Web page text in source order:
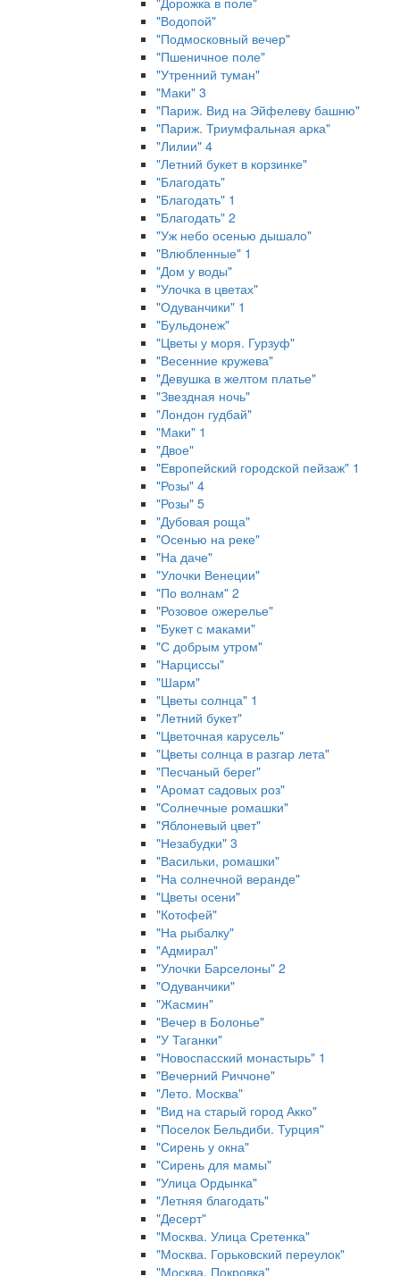
"Водопой"
"Подмосковный вечер"
"Пшеничное поле"
"Утренний туман"
"Маки" 3
"Париж. Вид на Эйфелеву башню"
"Париж. Триумфальная арка"
"Лилии" 4
"Летний букет в корзинке"
"Благодать"
"Благодать" 1
"Благодать" 2
"Уж небо осенью дышало"
"Влюбленные" 1
"Дом у воды"
"Улочка в цветах"
"Одуванчики" 1
"Бульдонеж"
"Цветы у моря. Гурзуф"
"Весенние кружева"
"Девушка в желтом платье"
"Звездная ночь"
"Лондон гудбай"
"Маки" 1
"Двое"
"Европейский городской пейзаж" 1
"Розы" 4
"Розы" 5
"Дубовая роща"
"Осенью на реке"
"На даче"
"Улочки Венеции"
"По волнам" 2
"Розовое ожерелье"
"Букет с маками"
"С добрым утром"
"Нарциссы"
"Шарм"
"Цветы солнца" 1
"Летний букет"
"Цветочная карусель"
"Цветы солнца в разгар лета"
"Песчаный берег"
"Аромат садовых роз"
"Солнечные ромашки"
"Яблоневый цвет"
"Незабудки" 3
"Васильки, ромашки"
"На солнечной веранде"
"Цветы осени"
"Котофей"
"На рыбалку"
"Адмирал"
"Улочки Барселоны" 2
"Одуванчики"
"Жасмин"
"Вечер в Болонье"
"У Таганки"
"Новоспасский монастырь" 1
"Вечерний Риччоне"
"Лето. Москва"
"Вид на старый город Акко"
"Поселок Бельдиби. Турция"
"Сирень у окна"
"Сирень для мамы"
"Улица Ордынка"
"Летняя благодать"
"Десерт"
"Москва. Улица Сретенка"
"Москва. Горьковский переулок"
"Москва. Покровка"